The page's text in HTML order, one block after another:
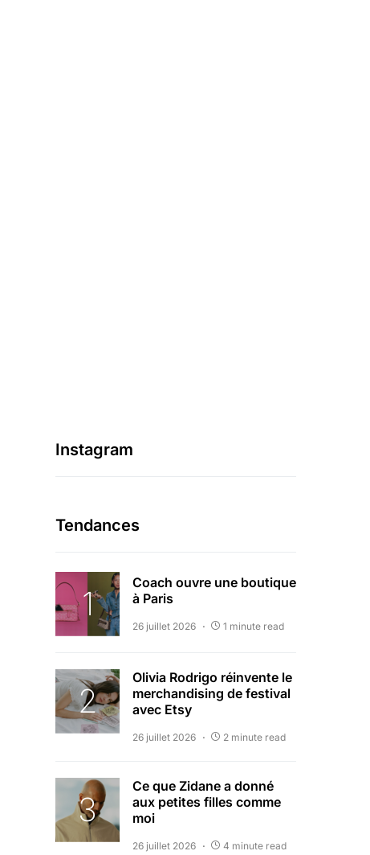
Instagram
Tendances
Coach ouvre une boutique
à Paris
26 juillet 2026 1 minute read
Olivia Rodrigo réinvente le
merchandising de festival
avec Etsy
26 juillet 2026 2 minute read
Ce que Zidane a donné
aux petites filles comme
moi
26 juillet 2026 4 minute read